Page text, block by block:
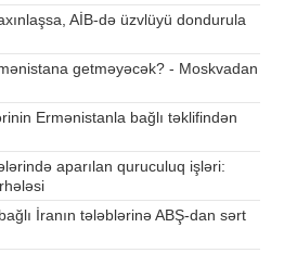
AİB-də üzvlüyü dondurula
getməyəcək? - Moskvadan
Ermənistanla bağlı təklifindən
aparılan quruculuq işləri:
İranın tələblərinə ABŞ-dan sərt